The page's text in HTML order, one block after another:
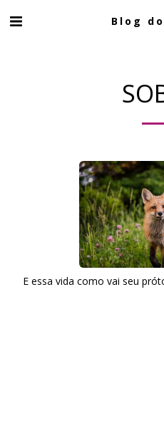
Blog
E essa vida como vai seu